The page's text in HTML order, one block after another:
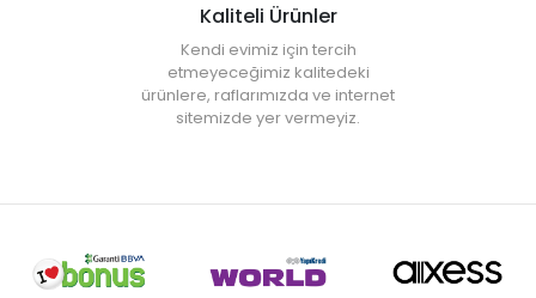
Kaliteli Ürünler
Kendi evimiz için tercih
etmeyeceğimiz kalitedeki
ürünlere, raflarımızda ve internet
sitemizde yer vermeyiz.